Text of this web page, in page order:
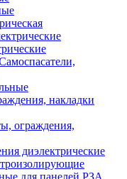
накладки
ограждения,
диэлектрические
для панелей РЗА